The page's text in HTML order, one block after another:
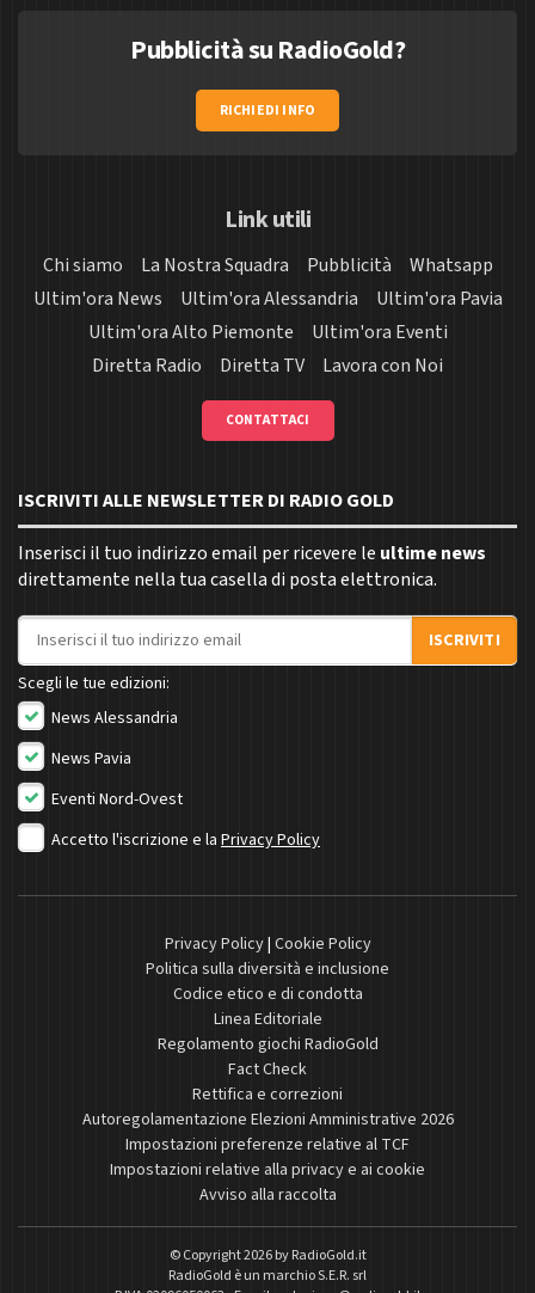
Pubblicità su RadioGold?
RICHIEDI INFO
Link utili
Chi siamo La Nostra Squadra Pubblicità
Whatsapp
Ultim'ora News
Ultim'ora Alessandria
Ultim'ora Pavia
Ultim'ora Alto Piemonte
Ultim'ora Eventi
Diretta Radio
Diretta TV Lavora con Noi
CONTATTACI
ISCRIVITI ALLE NEWSLETTER DI RADIO GOLD
Inserisci il tuo indirizzo email per ricevere le ultime news
direttamente nella tua casella di posta elettronica.
Indirizzo email
ISCRIVITI
Scegli le tue edizioni:
News Alessandria
News Pavia
Eventi Nord-Ovest
Accetto l'iscrizione e la Privacy Policy
Privacy Policy| Cookie Policy
Politica sulla diversità e inclusione
Codice etico e di condotta
Linea Editoriale
Regolamento giochi RadioGold
Fact Check
Rettifica e correzioni
Autoregolamentazione Elezioni Amministrative 2026
Impostazioni preferenze relative al TCF
Impostazioni relative alla privacy e ai cookie
Avviso alla raccolta
© Copyright 2026 byRadioGold.it
RadioGold è un marchio S.E.R. srl